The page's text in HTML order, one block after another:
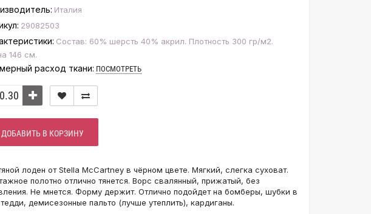
Италия
29082503
Состав: 60% шерсть 40% акрил. Плотность 300 гр/м2.
146 см.
расход ткани: ПОСМОТРЕТЬ
В КОРЗИНУ
лоден от Stella McCartney в чёрном цвете. Мягкий, слегка суховат.
полотно отлично тянется. Ворс свалянный, прижатый, без
Не мнется. Форму держит. Отлично подойдет на бомберы, шубки в
демисезонные пальто (лучше утеплить), кардиганы.